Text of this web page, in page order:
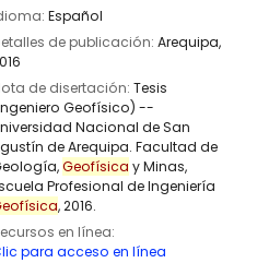
Español
de publicación: Arequipa,
de disertación: Tesis
Geofísico) --
Nacional de San
de Arequipa. Facultad de
Geofísica y Minas,
Profesional de Ingeniería
, 2016.
en línea:
para acceso en línea